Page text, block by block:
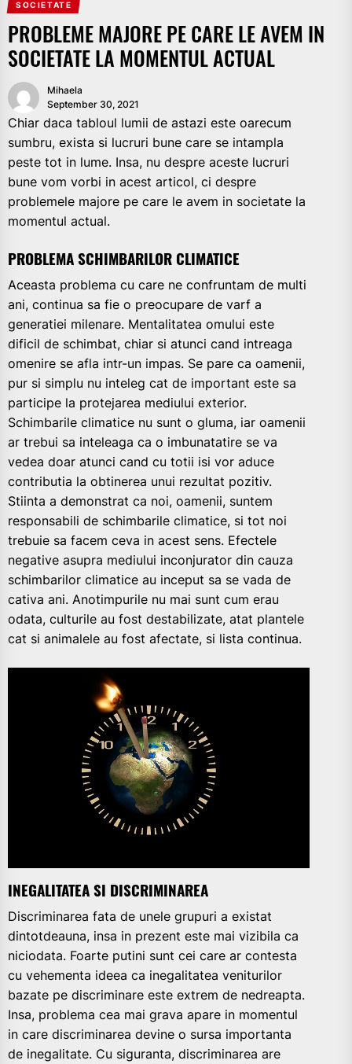
SOCIETATE
PROBLEME MAJORE PE CARE LE AVEM IN
SOCIETATE LA MOMENTUL ACTUAL
Mihaela
September 30, 2021
Chiar daca tabloul lumii de astazi este oarecum
sumbru, exista si lucruri bune care se intampla
peste tot in lume. Insa, nu despre aceste lucruri
bune vom vorbi in acest articol, ci despre
problemele majore pe care le avem in societate la
momentul actual.
PROBLEMA SCHIMBARILOR CLIMATICE
Aceasta problema cu care ne confruntam de multi
ani, continua sa fie o preocupare de varf a
generatiei milenare. Mentalitatea omului este
dificil de schimbat, chiar si atunci cand intreaga
omenire se afla intr-un impas. Se pare ca oamenii,
pur si simplu nu inteleg cat de important este sa
participe la protejarea mediului exterior.
Schimbarile climatice nu sunt o gluma, iar oamenii
ar trebui sa inteleaga ca o imbunatatire se va
vedea doar atunci cand cu totii isi vor aduce
contributia la obtinerea unui rezultat pozitiv.
Stiinta a demonstrat ca noi, oamenii, suntem
responsabili de schimbarile climatice, si tot noi
trebuie sa facem ceva in acest sens. Efectele
negative asupra mediului inconjurator din cauza
schimbarilor climatice au inceput sa se vada de
cativa ani. Anotimpurile nu mai sunt cum erau
odata, culturile au fost destabilizate, atat plantele
cat si animalele au fost afectate, si lista continua.
INEGALITATEA SI DISCRIMINAREA
Discriminarea fata de unele grupuri a existat
dintotdeauna, insa in prezent este mai vizibila ca
niciodata. Foarte putini sunt cei care ar contesta
cu vehementa ideea ca inegalitatea veniturilor
bazate pe discriminare este extrem de nedreapta.
Insa, problema cea mai grava apare in momentul
in care discriminarea devine o sursa importanta
de inegalitate. Cu siguranta, discriminarea are